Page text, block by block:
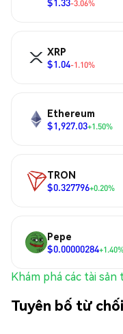
-3.06%
XRP
$1.04-1.10%
Ethereum
$1,927.03+1.50%
TRON
$0.327796+0.20%
Pepe
$0.00000284
Khám phá các tài
Tuyên bố từ